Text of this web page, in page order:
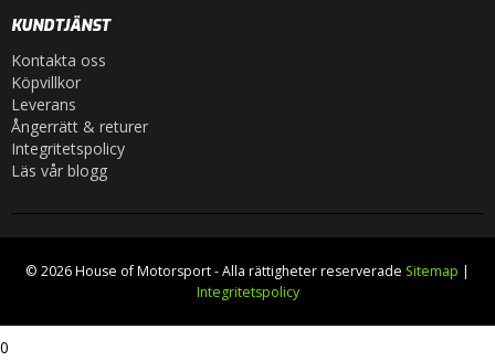
KUNDTJÄNST
Kontakta oss
Köpvillkor
Leverans
Ångerrätt & returer
Integritetspolicy
Läs vår blogg
© 2026 House of Motorsport - Alla rättigheter reserverade Sitemap |
Integritetspolicy
0